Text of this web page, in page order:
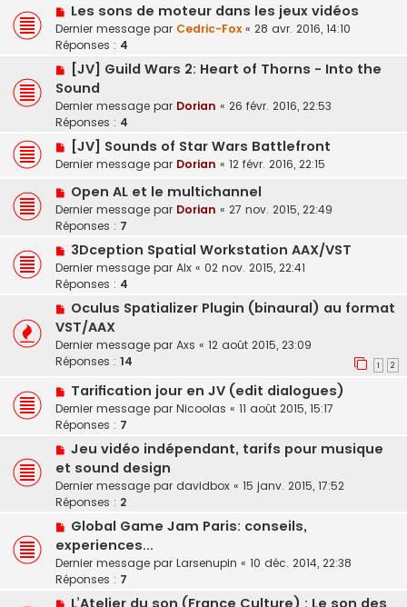
Les sons de moteur dans les jeux vidéos
Dernier message par Cedric-Fox « 28 avr. 2016, 14:10
Réponses : 4
[JV] Guild Wars 2: Heart of Thorns - Into the
Sound
Dernier message par Dorian « 26 févr. 2016, 22:53
Réponses : 4
[JV] Sounds of Star Wars Battlefront
Dernier message par Dorian « 12 févr. 2016, 22:15
Open AL et le multichannel
Dernier message par Dorian « 27 nov. 2015, 22:49
Réponses : 7
3Dception Spatial Workstation AAX/VST
Dernier message par Alx « 02 nov. 2015, 22:41
Réponses : 4
Oculus Spatializer Plugin (binaural) au format
VST/AAX
Dernier message par Axs « 12 août 2015, 23:09
Réponses : 14 1 2
Tarification jour en JV (edit dialogues)
Dernier message par Nicoolas « 11 août 2015, 15:17
Réponses : 7
Jeu vidéo indépendant, tarifs pour musique
et sound design
Dernier message par davidbox « 15 janv. 2015, 17:52
Réponses : 2
Global Game Jam Paris: conseils,
experiences...
Dernier message par Larsenupin « 10 déc. 2014, 22:38
Réponses : 7